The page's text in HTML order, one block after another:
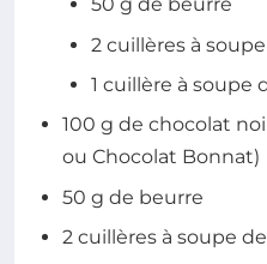
2 cuillères à
1 cuillère à soupe
100 g de chocolat
ou Chocolat Bonnat)
50 g de beurre
2 cuillères à soupe